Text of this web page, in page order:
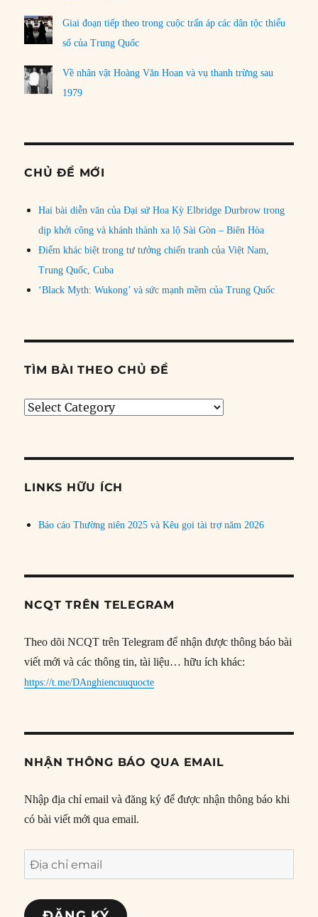
Giai đoạn tiếp theo trong cuộc trấn áp các dân tộc thiểu
số của Trung Quốc
Về nhân vật Hoàng Văn Hoan và vụ thanh trừng sau
1979
CHỦ ĐỀ MỚI
Hai bài diễn văn của Đại sứ Hoa Kỳ Elbridge Durbrow trong
dịp khởi công và khánh thành xa lộ Sài Gòn – Biên Hòa
Điểm khác biệt trong tư tưởng chiến tranh của Việt Nam,
Trung Quốc, Cuba
‘Black Myth: Wukong’ và sức mạnh mềm của Trung Quốc
TÌM BÀI THEO CHỦ ĐỀ
Tìm
đề
LINKS HỮU ÍCH
Báo cáo Thường niên 2025 và Kêu gọi tài trợ năm 2026
NCQT TRÊN TELEGRAM
Theo dõi NCQT trên Telegram để nhận được thông báo bài
viết mới và các thông tin, tài liệu… hữu ích khác:
https://t.me/DAnghiencuuquocte
NHẬN THÔNG BÁO QUA EMAIL
Nhập địa chỉ email và đăng ký để được nhận thông báo khi
có bài viết mới qua email.
Địa
chỉ
email